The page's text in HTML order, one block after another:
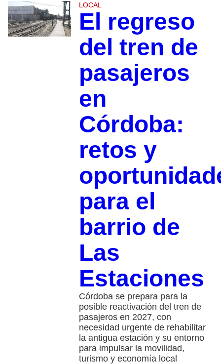
LOCAL
El regreso
del tren de
pasajeros
en
Córdoba:
retos y
para el
barrio de
Las
Estaciones
Córdoba se prepara para la
posible reactivación del tren de
pasajeros en 2027, con
necesidad urgente de rehabilitar
la antigua estación y su entorno
para impulsar la movilidad,
turismo y economía local